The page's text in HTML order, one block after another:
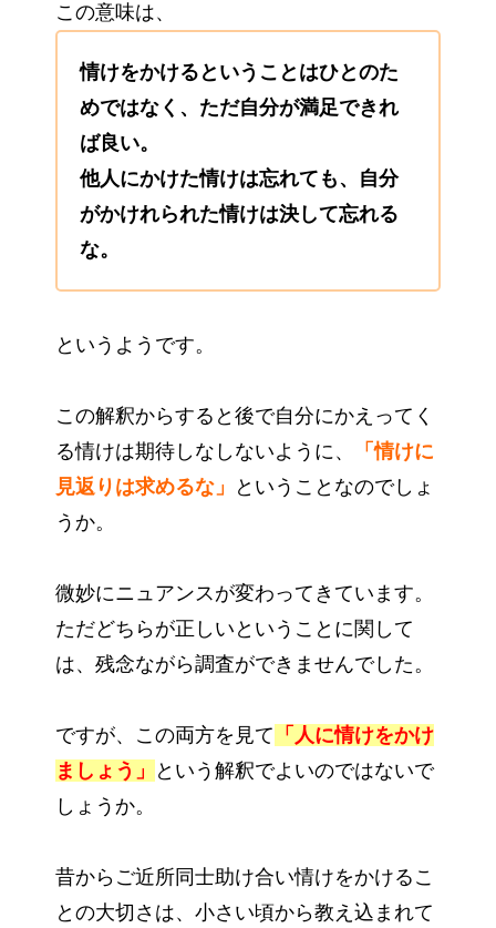
この意味は、
情けをかけるということはひとのた
めではなく、ただ自分が満足できれ
ば良い。
他人にかけた情けは忘れても、自分
がかけれられた情けは決して忘れる
な。
というようです。
この解釈からすると後で自分にかえってく
る情けは期待しなしないように、
「情けに
見返りは求めるな」
ということなのでしょ
うか。
微妙にニュアンスが変わってきています。
ただどちらが正しいということに関して
は、残念ながら調査ができませんでした。
ですが、この両方を見て 「人に情けをかけ
ましょう」
という解釈でよいのではないで
しょうか。
昔からご近所同士助け合い情けをかけるこ
との大切さは、小さい頃から教え込まれて